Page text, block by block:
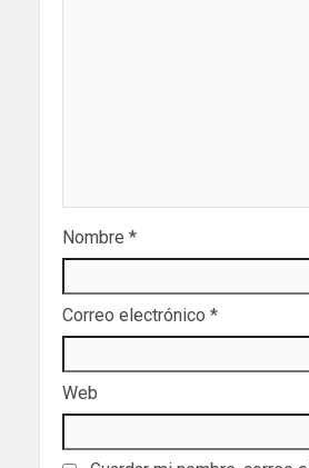
Nombre *
Correo electrónico *
Web